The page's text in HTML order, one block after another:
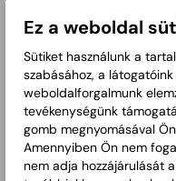
Bővebben
Ez a weboldal
Sütiket használunk a
szabásához, a
weboldalforgalmunk
tevékenységünk
gomb megnyomásával
Amennyiben Ön nem
nem adja hozzájárulását